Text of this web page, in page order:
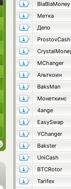
BlaBlaMoney
Метка
Депо
ProstovCash
MChanger
Альткоин
BaksMan
Монеткинс
4ange
EasySwap
YChanger
Bakster
UniCash
BTCRotor
Tarifex